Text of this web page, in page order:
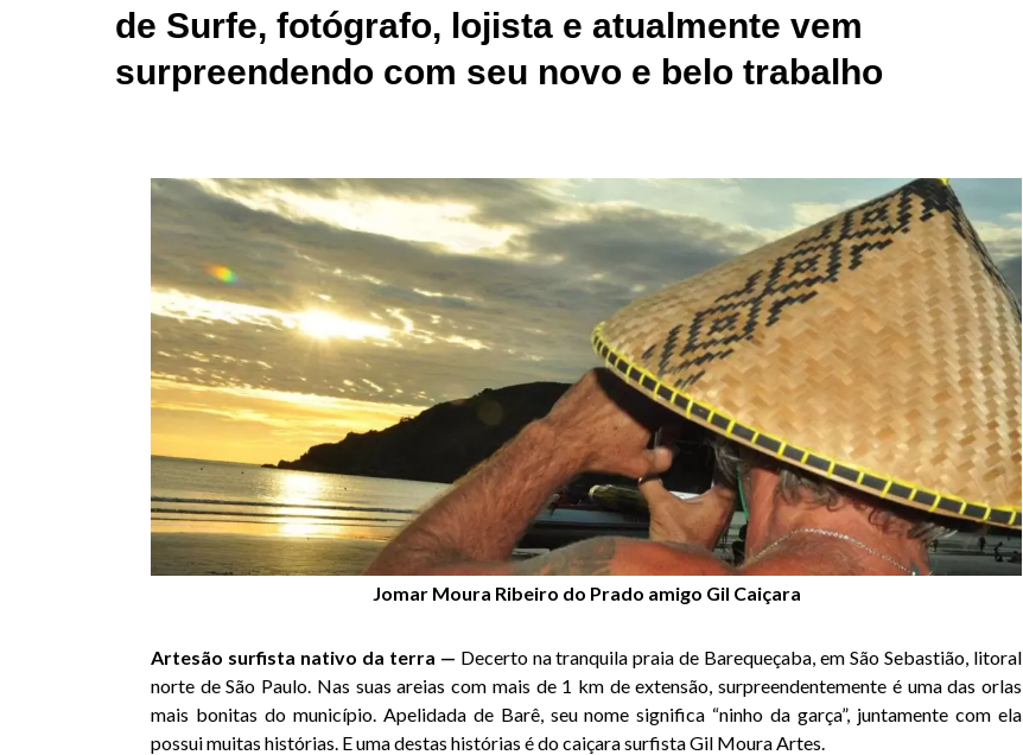
de Surfe, fotógrafo, lojista e atualmente vem
surpreendendo com seu novo e belo trabalho
Jomar Moura Ribeiro do Prado amigo Gil Caiçara
Artesão surfista nativo da terra — Decerto na tranquila praia de Barequeçaba, em São Sebastião, litoral
norte de São Paulo. Nas suas areias com mais de 1 km de extensão, surpreendentemente é uma das orlas
mais bonitas do município. Apelidada de Barê, seu nome significa “ninho da garça”, juntamente com ela
possui muitas histórias. E uma destas histórias é do caiçara surfista Gil Moura Artes.